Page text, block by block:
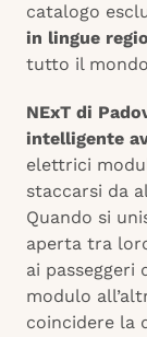
catalogo
in lingue
tutto il
NExT di
intelligente
elettrici
staccarsi da
Quando si
aperta tra
ai passeggeri
modulo
coincidere la